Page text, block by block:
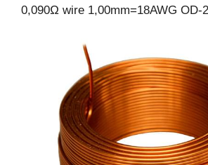
0,090Ω wire 1,00mm=18AWG OD-